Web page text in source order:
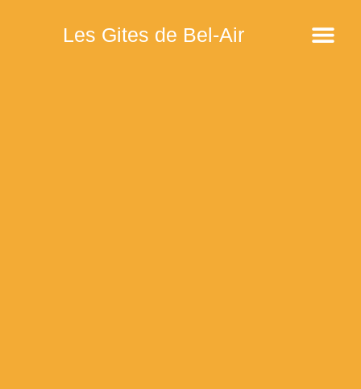
Les Gites de Bel-Air